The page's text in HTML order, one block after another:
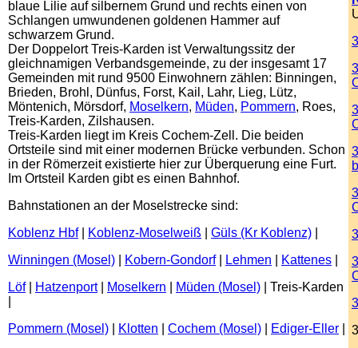
blaue Lilie auf silbernem Grund und rechts einen von
Schlangen umwundenen goldenen Hammer auf
schwarzem Grund.
Der Doppelort Treis-Karden ist Verwaltungssitz der
gleichnamigen Verbandsgemeinde, zu der insgesamt 17
Gemeinden mit rund 9500 Einwohnern zählen: Binningen,
Brieden, Brohl, Dünfus, Forst, Kail, Lahr, Lieg, Lütz,
Möntenich, Mörsdorf, Moselkern, Müden, Pommern, Roes,
Treis-Karden, Zilshausen.
Treis-Karden liegt im Kreis Cochem-Zell. Die beiden
Ortsteile sind mit einer modernen Brücke verbunden. Schon
in der Römerzeit existierte hier zur Überquerung eine Furt.
Im Ortsteil Karden gibt es einen Bahnhof.
Bahnstationen an der Moselstrecke sind:
Koblenz Hbf| Koblenz-Moselweiß Güls (Kr Koblenz)
Winningen (Mosel)
Kobern-Gondorf| Lehmen Kattenes
Löf| Hatzenport| Moselkern Müden (Mosel) | Treis-Karden
Pommern (Mosel)
Klotten Cochem (Mosel) Ediger-Eller